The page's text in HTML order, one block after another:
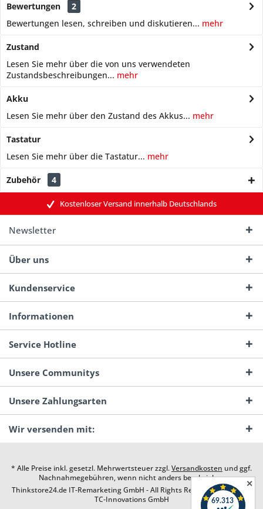
Bewertungen
2
Bewertungen lesen, schreiben und diskutieren... mehr
Zustand
Lesen Sie mehr über die von uns verwendeten
Zustandsbeschreibungen... mehr
Akku
Lesen Sie mehr über den Zustand des Akkus... mehr
Tastatur
Lesen Sie mehr über die Tastatur... mehr
Zubehör 4
Kostenloser Versand innerhalb Deutschlands
Newsletter
Über uns
Kundenservice
Informationen
Service Hotline
Unsere Communitys
Unsere Zahlungsarten
Wir versenden mit:
* Alle Preise inkl. gesetzl. Mehrwertsteuer zzgl.Versandkosten und ggf.
Nachnahmegebühren, wenn nicht anders beschrieben
Thinkstore24.de IT-Remarketing GmbH - All Rights Reserved. Design by
TC-Innovations GmbH
✕